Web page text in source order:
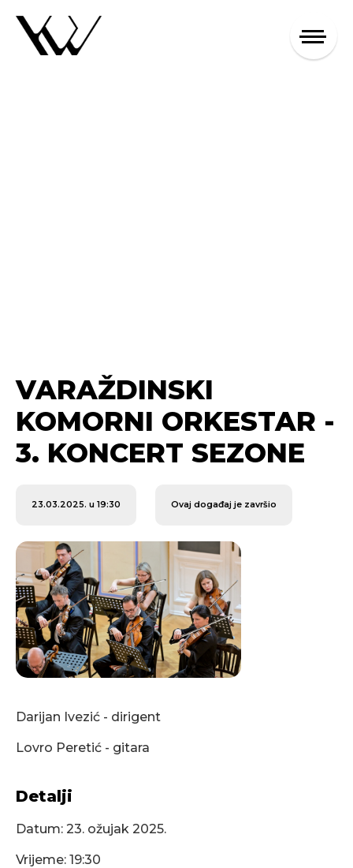
VARAŽDINSKI
KOMORNI ORKESTAR -
3. KONCERT SEZONE
23.03.2025. u 19:30 Ovaj događaj je završio
Darijan Ivezić - dirigent
Lovro Peretić - gitara
Detalji
Datum: 23. ožujak 2025.
Vrijeme: 19:30